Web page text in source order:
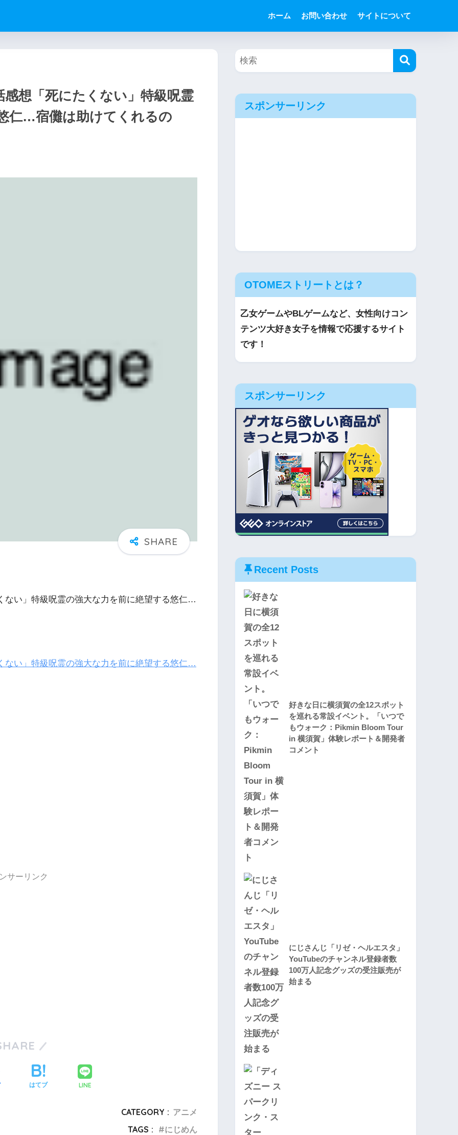
ホーム お問い合わせ サイトについて
想「死にたくない」特級呪霊
仁…宿儺は助けてくれるの
ない」特級呪霊の強大な力を前に絶望する悠仁…
ない」特級呪霊の強大な力を前に絶望する悠仁…
サーリンク
はてブ LINE
CATEGORY : アニメ
TAGS :
にじめん
スポンサーリンク
OTOMEストリートとは？
乙女ゲームやBLゲームなど、女性向けコン
テンツ大好き女子を情報で応援するサイト
です！
スポンサーリンク
Recent Posts
好きな日に横須賀の全12スポット
を巡れる常設イベント。「いつで
もウォーク：Pikmin Bloom Tour
in 横須賀」体験レポート＆開発者
コメント
にじさんじ「リゼ・ヘルエスタ」
YouTubeのチャンネル登録者数
100万人記念グッズの受注販売が
始まる